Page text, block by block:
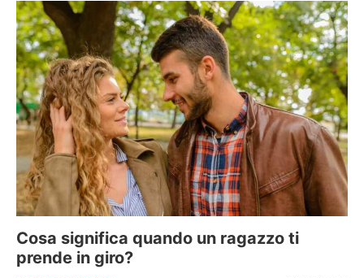
Cosa significa quando un ragazzo ti
prende in giro?